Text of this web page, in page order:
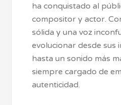
ha conquistado al
compositor y actor.
sólida y una voz
evolucionar desde sus
hasta un sonido más
siempre cargado de
autenticidad.